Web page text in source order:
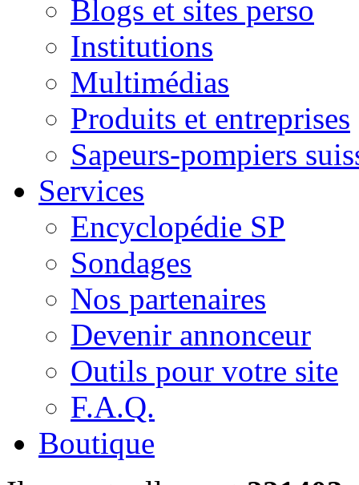
Blogs et sites perso
Institutions
Multimédias
Produits et entreprises
Sapeurs-pompiers
Services
Encyclopédie SP
Sondages
Nos partenaires
Devenir annonceur
Outils pour votre site
F.A.Q.
Boutique